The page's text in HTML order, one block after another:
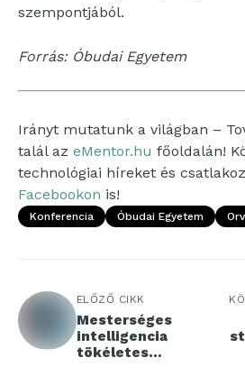
szempontjából.
Forrás: Óbudai Egyetem
Irányt mutatunk a világban –
talál az eMentor.hu főoldalán!
technológiai híreket és
Facebookon is!
Konferencia Óbudai Egyetem
ELŐZŐ CIKK
Mesterséges
intelligencia
tökéletes